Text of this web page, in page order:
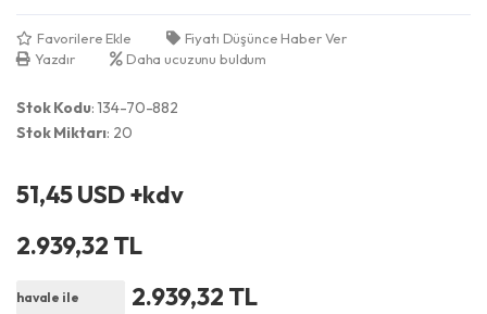
Favorilere Ekle
Fiyatı Düşünce Haber Ver
Yazdır
Daha ucuzunu buldum
Stok Kodu: 134-70-882
Stok Miktarı: 20
51,45 USD +kdv
2.939,32 TL
havale ile 2.939,32 TL